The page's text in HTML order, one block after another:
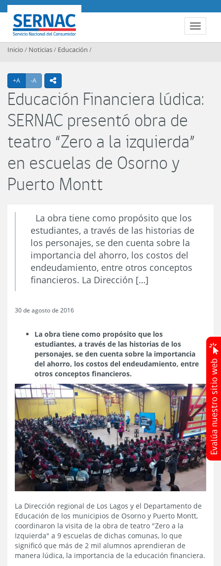
Contenido principal
Toggle
SERNAC
Inicio / Noticias/ Educación /
+A Agrandar texto
-A Achicar textoicono compartir
Educación Financiera lúdica:
SERNAC presentó obra de
teatro “Zero a la izquierda”
en escuelas de Osorno y
Puerto Montt
La obra tiene como propósito que los
estudiantes, a través de las historias de
los personajes, se den cuenta sobre la
importancia del ahorro, los costos del
endeudamiento, entre otros conceptos
financieros. La Dirección […]
30 de agosto de 2016
La obra tiene como propósito que los
estudiantes, a través de las historias de los
personajes, se den cuenta sobre la importancia
del ahorro, los costos del endeudamiento, entre
otros conceptos financieros.
La Dirección regional de Los Lagos y el Departamento de
Educación de los municipios de Osorno y Puerto Montt,
coordinaron la visita de la obra de teatro "Zero a la
Izquierda" a 9 escuelas de dichas comunas, lo que
significó que más de 2 mil alumnos aprendieran de
manera lúdica, la importancia de la educación financiera.